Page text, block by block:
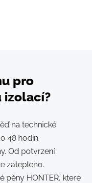
pro
na technické
48 hodin.
Od potvrzení
zatepleno.
pěny HONTER, které